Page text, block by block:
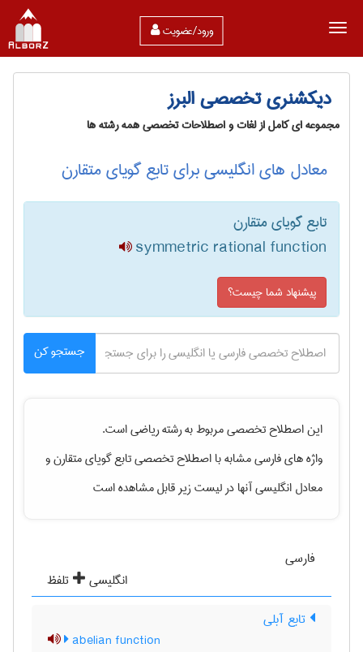
ورود/عضویت
دیکشنری تخصصی البرز
مجموعه ای کامل از لغات و اصطلاحات تخصصی همه رشته ها
معادل های انگلیسی برای تابع گویای متقارن
تابع گویای متقارن
symmetric rational function
پیشنهاد شما چیست؟
جستجو کن
این اصطلاح تخصصی مربوط به رشتهرياضیاست.
واژه های فارسی مشابه با اصطلاح تخصصیتابع گویای متقارنو
معادل انگلیسی آنها در لیست زیر قابل مشاهده است
فارسی
انگلیسی
تلفظ
تابع آبلی
abelian function